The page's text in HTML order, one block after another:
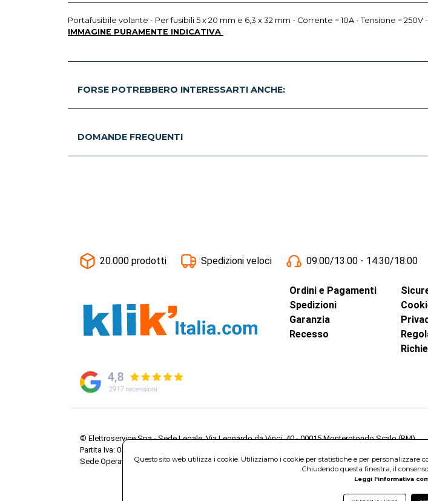
Portafusibile volante - Per fusibili 5 x 20 mm e 6,3 x 32 mm - Corrente = 10A - Tensione = 250V
IMMAGINE PURAMENTE INDICATIVA
FORSE POTREBBERO INTERESSARTI ANCHE:
DOMANDE FREQUENTI
20.000 prodotti Spedizioni veloci 09:00/13:00 - 14:30/18:00
Ordini e Pagamenti
Spedizioni
Garanzia
Recesso
© Elettroservice Spa - Sede Legale: Via Leonardo da Vinci, 40 - 00015 Monterotondo Scalo (RM)
Partita Iva: 01586761007 - Codice Fiscale: 06634500588 Capitale Sociale 1.600.000,00 Euro i.v.
Sede Operativa: Via Leonardo da Vinci, 40 - 00015 Monterotondo Scalo (RM) - Telefono:
Questo sito web utilizza i cookie. Utilizziamo i cookie per statistiche e per
Chiudendo questa finestra, il
Leggi l'informativa